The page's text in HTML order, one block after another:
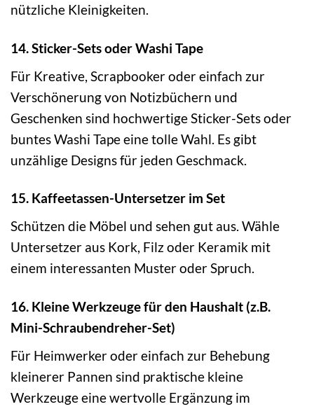
nützliche Kleinigkeiten.
14. Sticker-Sets oder Washi Tape
Für Kreative, Scrapbooker oder einfach zur
Verschönerung von Notizbüchern und
Geschenken sind hochwertige Sticker-Sets oder
buntes Washi Tape eine tolle Wahl. Es gibt
unzählige Designs für jeden Geschmack.
15. Kaffeetassen-Untersetzer im Set
Schützen die Möbel und sehen gut aus. Wähle
Untersetzer aus Kork, Filz oder Keramik mit
einem interessanten Muster oder Spruch.
16. Kleine Werkzeuge für den Haushalt (z.B.
Mini-Schraubendreher-Set)
Für Heimwerker oder einfach zur Behebung
kleinerer Pannen sind praktische kleine
Werkzeuge eine wertvolle Ergänzung im